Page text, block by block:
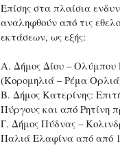
Επίσης στα πλαίσια
αναληφθούν από τις
εκτάσεων, ως εξής:
Α. Δήμος Δίου – Ολύμπου
(Κορομηλιά – Ρέμα
Β. Δήμος Κατερίνης:
Πύργους και από Ρητίνη
Γ. Δήμος Πύδνας –
Παλιά Ελαφίνα από από